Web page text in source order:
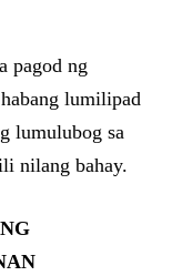
pagod ng
lumilipad
lumulubog sa
nilang bahay.